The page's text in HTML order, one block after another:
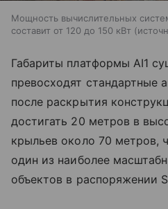
Мощность вычислительных
составит от 120 до 150 кВт
Габариты платформы AI1
превосходят стандартные
после раскрытия
достигать 20 метров в
крыльев около 70 метров,
один из наиболее
объектов в распоряжении